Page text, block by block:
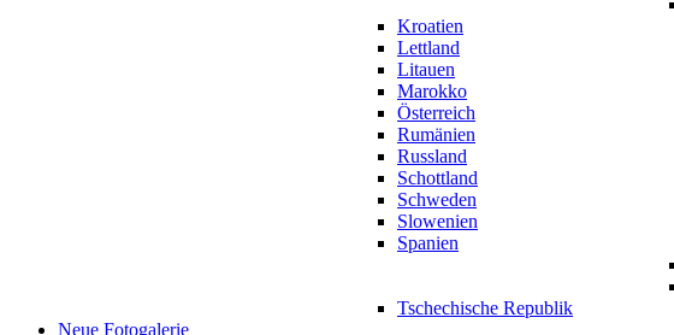
Kroatien
Lettland
Litauen
Marokko
Österreich
Rumänien
Russland
Schottland
Schweden
Slowenien
Spanien
Tschechische Republik
Neue Fotogalerie